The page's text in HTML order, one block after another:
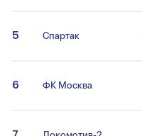
5 Спартак
6 ФК Москва